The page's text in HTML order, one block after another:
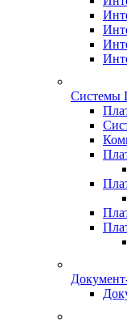
Системы